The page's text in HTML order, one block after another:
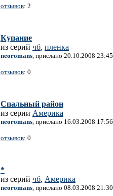
отзывов: 2
Купание
из серий чб, пленка
neoromans, прислано 20.10.2008 23:45
отзывов: 0
Спальный район
из серии Америка
neoromans, прислано 16.03.2008 17:56
отзывов: 0
*
из серий чб, Америка
neoromans, прислано 08.03.2008 21:30